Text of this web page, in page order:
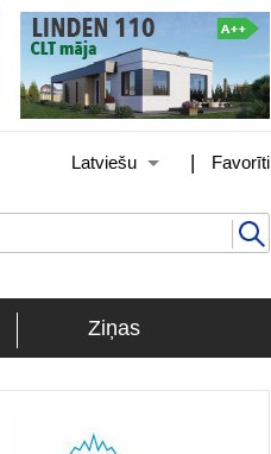
Favorīti
|
Latviešu
Ziņas